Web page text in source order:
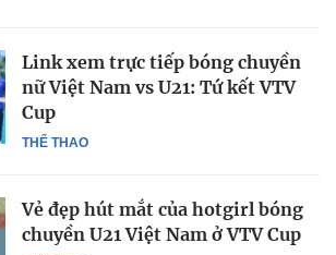
THỂ THAO
Link xem trực tiếp bóng chuyền
nữ Việt Nam vs U21: Tứ kết VTV
Cup
Vẻ đẹp hút mắt của hotgirl bóng
chuyền U21 Việt Nam ở VTV Cup